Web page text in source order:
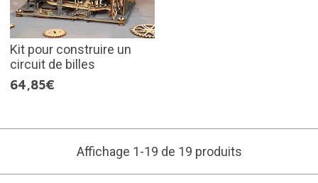
Kit pour construire un
circuit de billes
64,85€
Affichage 1-19 de 19 produits